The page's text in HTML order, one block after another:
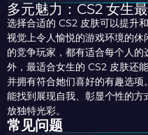
多元魅力：CS2 女生
选择合适的 CS2 皮肤可以提升
视觉上令人愉悦的游戏环境的
的竞争玩家，都有适合每个人
外，最适合女生的 CS2 皮肤还
并拥有符合她们喜好的有趣选
能找到展现自我、彰显个性的
放独特光彩。
常见问题